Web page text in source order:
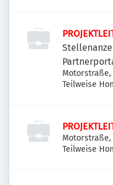
Motorstraße,
Teilweise
Motorstraße,
Teilweise